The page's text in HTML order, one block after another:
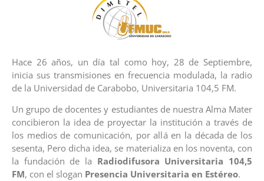
Hace 26 años, un día tal como hoy, 28 de Septiembre,
inicia sus transmisiones en frecuencia modulada, la radio
de la Universidad de Carabobo, Universitaria 104,5 FM.
Un grupo de docentes y estudiantes de nuestra Alma Mater
concibieron la idea de proyectar la institución a través de
los medios de comunicación, por allá en la década de los
sesenta, Pero dicha idea, se materializa en los noventa, con
la fundación de la Radiodifusora Universitaria 104,5
FM, con el slogan Presencia Universitaria en Estéreo.